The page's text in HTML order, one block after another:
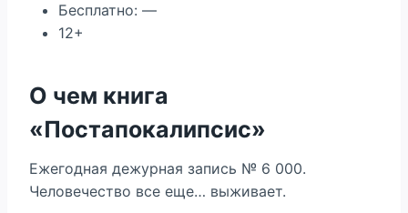
Бесплатно: —
12+
О чем книга
«Постапокалипсис»
Ежегодная дежурная запись № 6 000.
Человечество все еще… выживает.